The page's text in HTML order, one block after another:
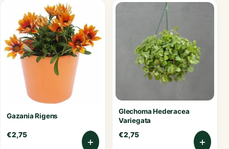
Gazania Rigens
€2,75
+
Glechoma Hederacea
Variegata
€2,75
+